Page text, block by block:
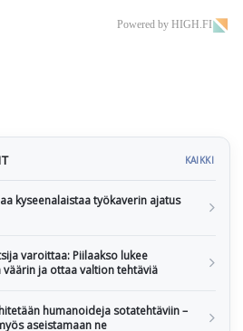
Powered by HIGH.FI
KAIKKI
kyseenalaistaa työkaverin ajatus
varoittaa: Piilaakso lukee
ja ottaa valtion tehtäviä
humanoideja sotatehtäviin –
aseistamaan ne